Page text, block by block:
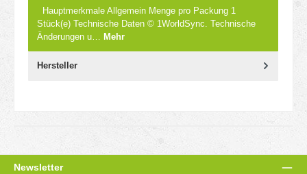
Hauptmerkmale Allgemein Menge pro Packung 1
Stück(e) Technische Daten © 1WorldSync. Technische
Änderungen u… Mehr
Hersteller
Newsletter